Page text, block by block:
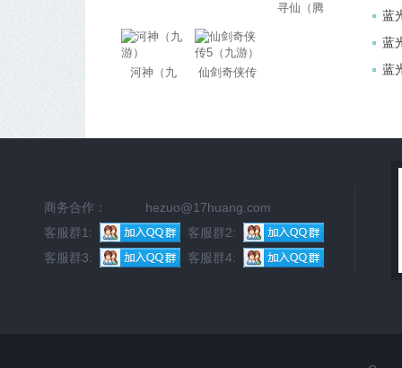
寻仙（腾
河神（九
仙剑奇侠传
的
蓝
决
蓝
蓝
商务合作：
hezuo@17huang.com
客服群1:
客服群2:
客服群3:
客服群4: